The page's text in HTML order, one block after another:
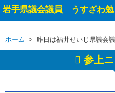
岩手県議会議員 うすざわ勉
ホーム > 昨日は福井せいじ県議会議
参上ニ